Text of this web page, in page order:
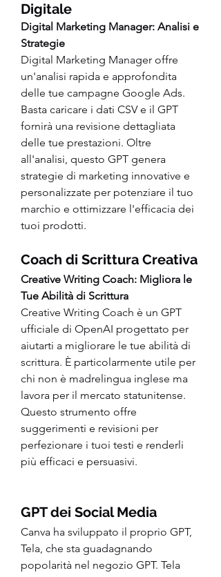
Digitale
Digital Marketing Manager: Analisi e
Strategie
Digital Marketing Manager offre
un'analisi rapida e approfondita
delle tue campagne Google Ads.
Basta caricare i dati CSV e il GPT
fornirà una revisione dettagliata
delle tue prestazioni. Oltre
all'analisi, questo GPT genera
strategie di marketing innovative e
personalizzate per potenziare il tuo
marchio e ottimizzare l'efficacia dei
tuoi prodotti.
Coach di Scrittura Creativa
Creative Writing Coach: Migliora le
Tue Abilità di Scrittura
Creative Writing Coach è un GPT
ufficiale di OpenAI progettato per
aiutarti a migliorare le tue abilità di
scrittura. È particolarmente utile per
chi non è madrelingua inglese ma
lavora per il mercato statunitense.
Questo strumento offre
suggerimenti e revisioni per
perfezionare i tuoi testi e renderli
più efficaci e persuasivi.
GPT dei Social Media
Canva ha sviluppato il proprio GPT,
Tela, che sta guadagnando
popolarità nel negozio GPT. Tela